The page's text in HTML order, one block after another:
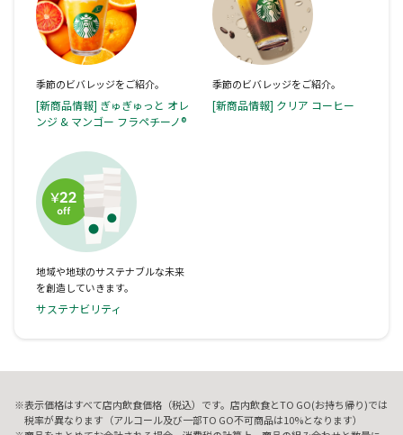
季節のビバレッジをご紹介。
[新商品情報] ぎゅぎゅっと オレ
ンジ & マンゴー フラペチーノ®
季節のビバレッジをご紹介。
[新商品情報] クリア コーヒー
地域や地球のサステナブルな未来
を創造していきます。
サステナビリティ
表示価格はすべて店内飲食価格（税込）です。店内飲食とTO GO(お持ち帰り)では
税率が異なります（アルコール及び一部TO GO不可商品は10%となります）